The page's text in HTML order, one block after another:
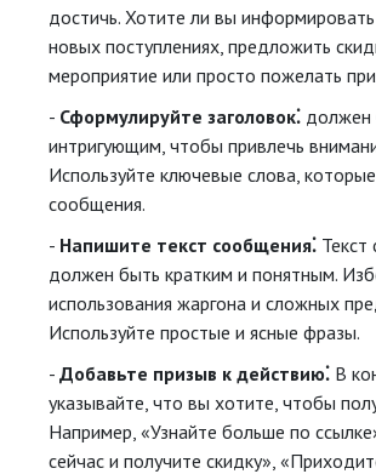
достичь. Хотите ли вы
новых поступлениях, предложить
мероприятие или просто пожелать
Сформулируйте заголовок⁚ должен
интригующим, чтобы привлечь
Используйте ключевые слова,
сообщения.
Напишите текст сообщения⁚
должен быть кратким и понятным.
использования жаргона и сложных
Используйте простые и ясные фразы.
Добавьте призыв к действию⁚ В
указывайте, что вы хотите, чтобы
Например, «Узнайте больше по
сейчас и получите скидку»,